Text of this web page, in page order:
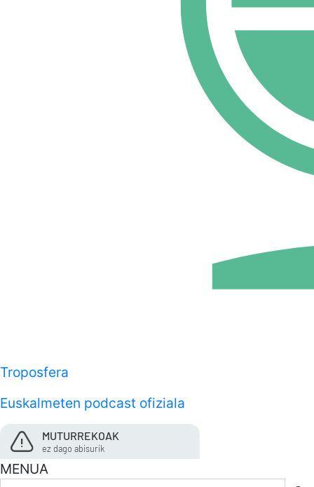
Troposfera
Euskalmeten podcast ofiziala
MUTURREKOAK
ez dago abisurik
MENUA